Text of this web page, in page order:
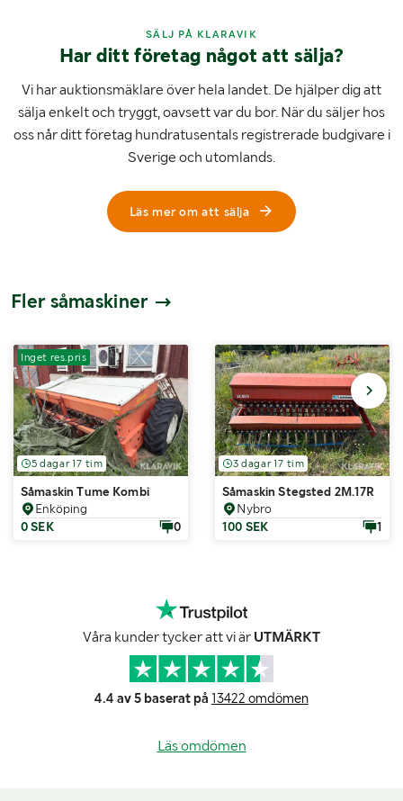
SÄLJ PÅ KLARAVIK
Har ditt företag något att sälja?
Vi har auktionsmäklare över hela landet. De hjälper dig att
sälja enkelt och tryggt, oavsett var du bor. När du säljer hos
oss når ditt företag hundratusentals registrerade budgivare i
Sverige och utomlands.
Läs mer om att sälja
Fler såmaskiner
Inget res.pris
5 dagar 17 tim
Såmaskin Tume Kombi
Enköping
0 SEK
0
3 dagar 17 tim
Såmaskin Stegsted 2M.17R
Nybro
100 SEK
1
Våra kunder tycker att vi är UTMÄRKT
4.4 av 5 baserat på 13422 omdömen
Läs omdömen